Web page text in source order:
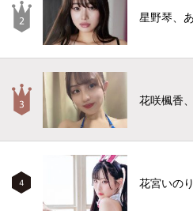
星野琴、
花咲楓香
4 花宮いの